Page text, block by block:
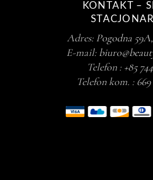
KONTAKT –
Adres: Pogodna
E-mail:
Telefon : +85
Telefon kom. :